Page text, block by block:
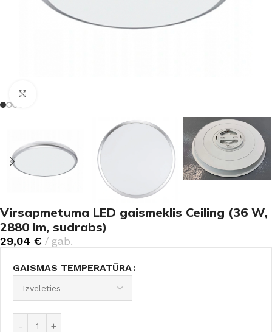
Virsapmetuma LED gaismeklis Ceiling (36 W,
2880 lm, sudrabs)
29,04 € gab.
GAISMAS TEMPERATŪRA